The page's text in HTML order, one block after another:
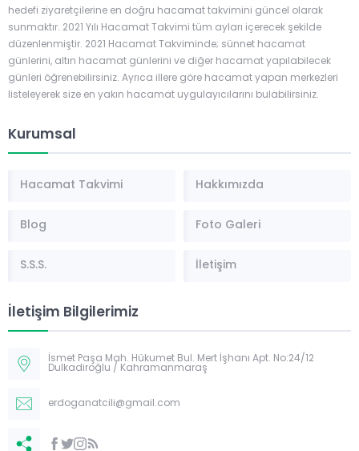
hedefi ziyaretçilerine en doğru hacamat takvimini güncel olarak
sunmaktır. 2021 Yılı Hacamat Takvimi tüm ayları içerecek şekilde
düzenlenmiştir. 2021 Hacamat Takviminde; sünnet hacamat
günlerini, altın hacamat günlerini ve diğer hacamat yapılabilecek
günleri öğrenebilirsiniz. Ayrıca illere göre hacamat yapan merkezleri
listeleyerek size en yakın hacamat uygulayıcılarını bulabilirsiniz.
Kurumsal
Hacamat Takvimi Hakkımızda
Blog Foto Galeri
S.S.S. İletişim
İletişim Bilgilerimiz
İsmet Paşa Mah. Hükumet Bul. Mert İşhanı Apt. No:24/12
Dulkadiroğlu / Kahramanmaraş
erdoganatcili@gmail.com